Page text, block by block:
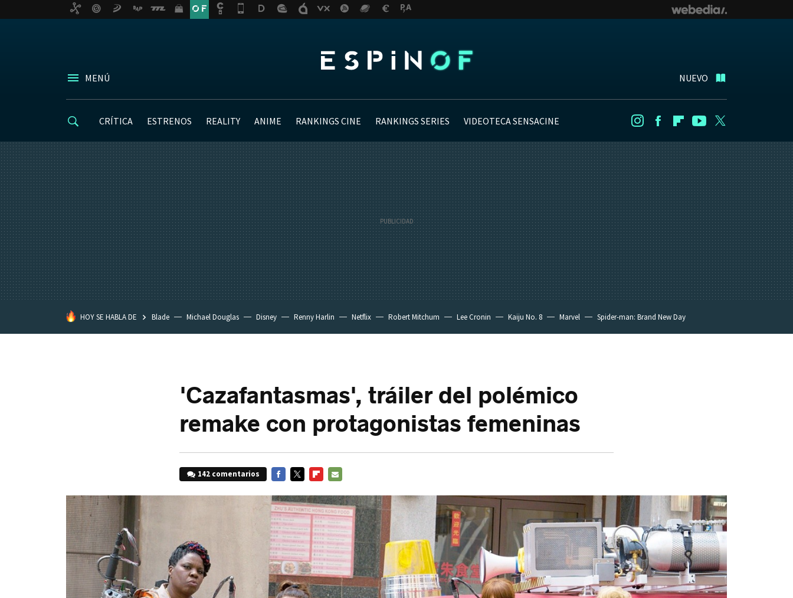
MENÚ NUEVO
CRÍTICA ESTRENOS REALITY ANIME RANKINGS CINE RANKINGS SERIES VIDEOTECA SENSACINE InstagramFacebookFlipboard
Youtube
HOY SE HABLA DE Blade Michael Douglas Disney Renny Harlin Netflix Robert Mitchum Lee Cronin Kaiju No. 8 Marvel Spider-man: Brand New Day
'Cazafantasmas', tráiler del polémico
remake con protagonistas femeninas
142 comentarios
MAIL